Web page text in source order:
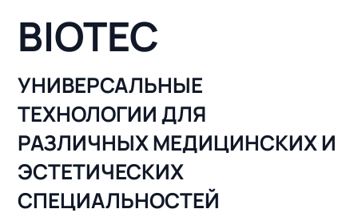
BIOTEC
УНИВЕРСАЛЬНЫЕ
ТЕХНОЛОГИИ ДЛЯ
РАЗЛИЧНЫХ МЕДИЦИНСКИХ И
ЭСТЕТИЧЕСКИХ
СПЕЦИАЛЬНОСТЕЙ